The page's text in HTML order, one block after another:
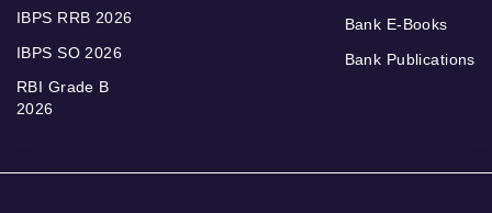
IBPS RRB 2026
IBPS SO 2026
RBI Grade B
2026
Bank E-Books
Bank Publications